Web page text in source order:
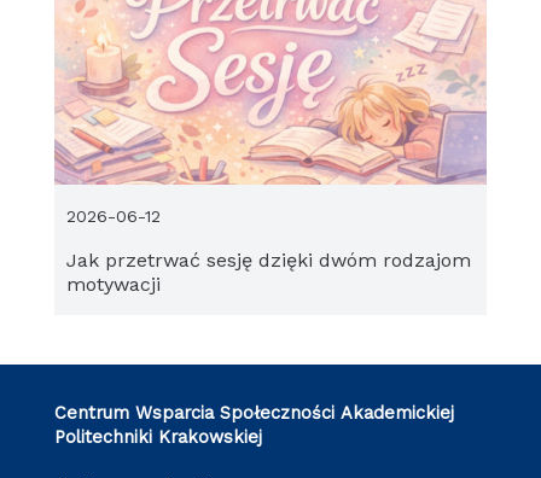
Jak przetrwać sesję dzięki dwóm rodzajom
motywacji
2026-06-12
Centrum Wsparcia Społeczności Akademickiej
Politechniki Krakowskiej